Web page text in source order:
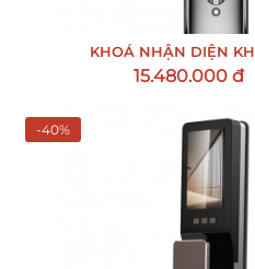
KHOÁ NHẬN DIỆN
15.480.000 đ
-40%